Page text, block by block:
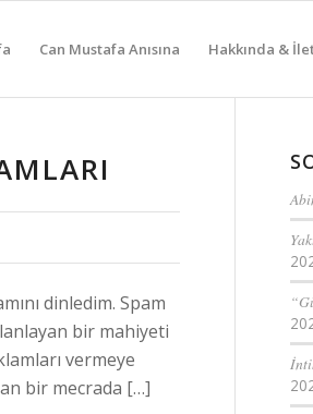
Can Mustafa Anısına Hakkında &
dinledim. Spam
bir mahiyeti
vermeye
bir mecrada […]